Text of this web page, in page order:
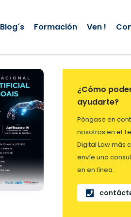
Blog´s Formación Ven !
¿Cómo
ayudarte?
Póngase en
nosotros en el
Digital Law más
envíe una
en en línea.